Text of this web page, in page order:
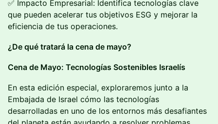
✅ Impacto Empresarial: Identifica tecnologías clave
que pueden acelerar tus objetivos ESG y mejorar la
eficiencia de tus operaciones.
¿De qué tratará la cena de mayo?
Cena de Mayo: Tecnologías Sostenibles Israelís
En esta edición especial, exploraremos junto a la
Embajada de Israel cómo las tecnologías
desarrolladas en uno de los entornos más desafiantes